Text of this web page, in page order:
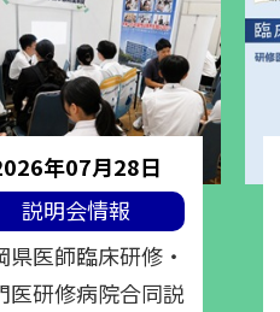
年07月28日
説明会情報
県医師臨床研修・
医研修病院合同説